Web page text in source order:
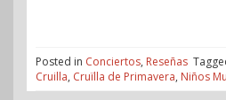
Posted in Conciertos, Reseñas
Cruilla, Cruïlla de Primavera, Niños